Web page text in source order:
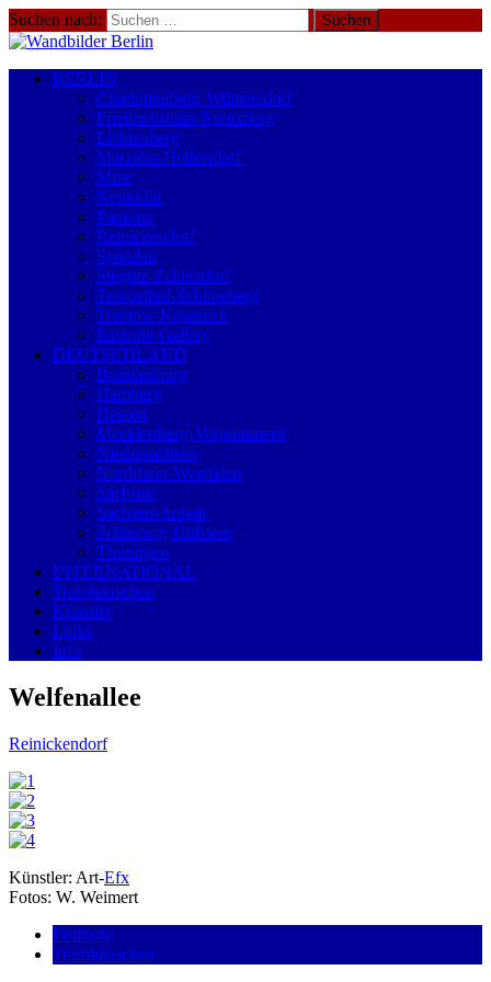
Suchen nach:
BERLIN
Charlottenburg-Wilmersdorf
Friedrichshain-Kreuzberg
Lichtenberg
Marzahn-Hellersdorf
Mitte
Neukölln
Pankow
Reinickendorf
Spandau
Steglitz-Zehlendorf
Tempelhof-Schöneberg
Treptow-Köpenick
Eastside-Gallery
DEUTSCHLAND
Brandenburg
Hamburg
Hessen
Mecklenburg-Vorpommern
Niedersachsen
Nordrhein-Westfalen
Sachsen
Sachsen-Anhalt
Schleswig-Holstein
Thüringen
INTERNATIONAL
Trafohäuschen
Künstler
Links
Info
Welfenallee
Reinickendorf
Künstler: Art-Efx
Fotos: W. Weimert
Frohnau
Trafohäuschen